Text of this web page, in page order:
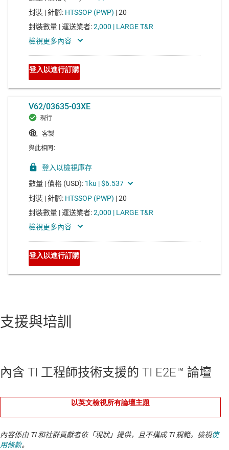
支援與培訓
內含 TI 工程師技術支援的 TI E2E™ 論壇
以英文檢視所有論壇主題
內容係由 TI 和社群貢獻者依「現狀」提供，且不構成 TI 規範。檢視使
用條款。